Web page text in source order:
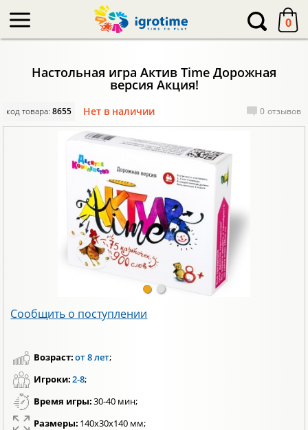
0
Настольная игра Актив Time Дорожная
версия Акция!
код товара:8655 Нет в наличии 0 отзывов
Сообщить о поступлении
Возраст:от 8 лет;
Игроки:2-8;
Время игры:30-40 мин;
Размеры: 140х30х140 мм;